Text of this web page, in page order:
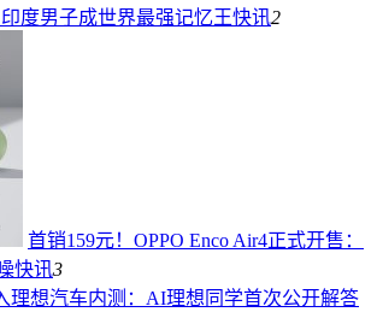
度男子成世界最强记忆王快讯2
首销159元！OPPO Enco Air4正式开售：
快讯3
理想汽车内测：AI理想同学首次公开解答